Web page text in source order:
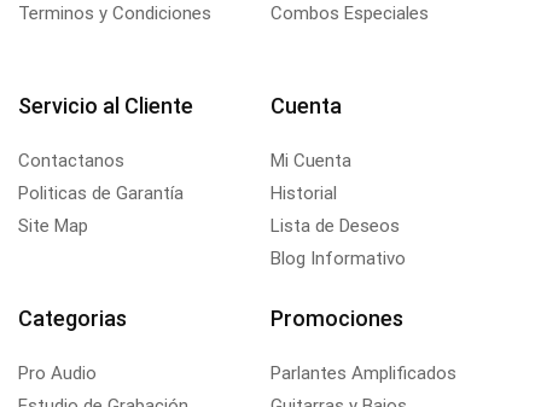
Terminos y Condiciones
Combos Especiales
Servicio al Cliente
Contactanos
Politicas de Garantía
Site Map
Cuenta
Mi Cuenta
Historial
Lista de Deseos
Blog Informativo
Categorias
Pro Audio
Promociones
Parlantes Amplificados